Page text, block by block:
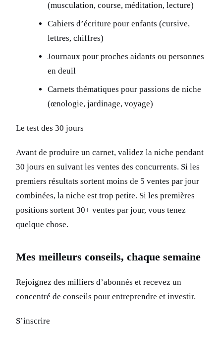
(musculation, course, méditation, lecture)
Cahiers d’écriture pour enfants (cursive,
lettres, chiffres)
Journaux pour proches aidants ou personnes
en deuil
Carnets thématiques pour passions de niche
(œnologie, jardinage, voyage)
Le test des 30 jours
Avant de produire un carnet, validez la niche pendant
30 jours en suivant les ventes des concurrents. Si les
premiers résultats sortent moins de 5 ventes par jour
combinées, la niche est trop petite. Si les premières
positions sortent 30+ ventes par jour, vous tenez
quelque chose.
Mes meilleurs conseils, chaque semaine
Rejoignez des milliers d’abonnés et recevez un
concentré de conseils pour entreprendre et investir.
S’inscrire